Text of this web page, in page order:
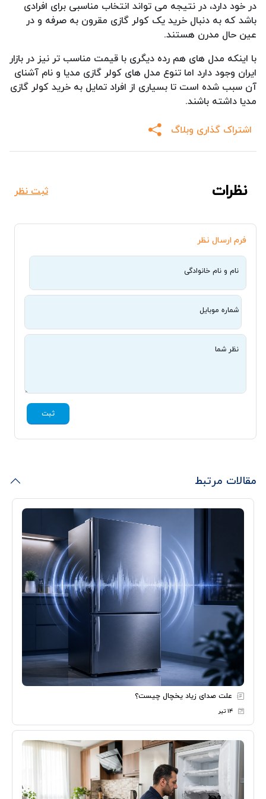
در خود دارد، در نتیجه می تواند انتخاب مناسبی برای افرادی
باشد که به دنبال خرید یک کولر گازی مقرون به صرفه و در
عین حال مدرن هستند.
با اینکه مدل های هم رده دیگری با قیمت مناسب تر نیز در بازار
ایران وجود دارد اما تنوع مدل های کولر گازی مدیا و نام آشنای
آن سبب شده است تا بسیاری از افراد تمایل به خرید کولر گازی
مدیا داشته باشند.
اشتراک گذاری وبلاگ
نظرات ثبت نظر
فرم ارسال نظر
نام و نام خانوادگی
شماره موبایل
نظر شما
ثبت
مقالات مرتبط
علت صدای زیاد یخچال چیست؟
۱۴ تیر